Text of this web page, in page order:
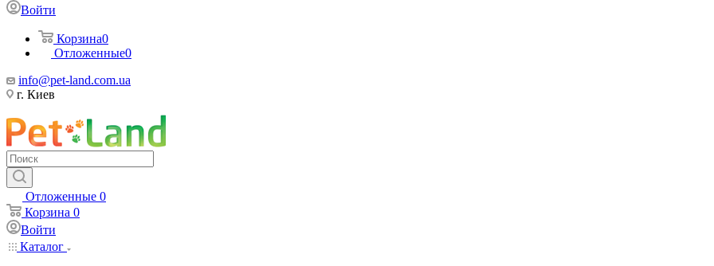
Войти
Корзина0
Отложенные0
info@pet-land.com.ua
г. Киев
Отложенные 0
Корзина 0
Войти
Каталог